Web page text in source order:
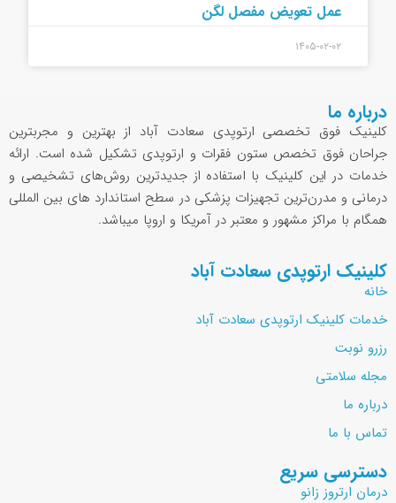
عمل تعویض مفصل لگن
۱۴۰۵-۰۲-۰۲
درباره ما
کلینیک فوق تخصصی ارتوپدی سعادت آباد از بهترین و مجربترین
جراحان فوق تخصص ستون فقرات و ارتوپدی تشکیل شده است. ارائه
خدمات در این کلینیک با استفاده از جدیدترین روش‌های تشخیصی و
درمانی و مدرن‌ترین تجهیزات پزشکی در سطح استاندارد های بین المللی
همگام با مراکز مشهور و معتبر در آمریکا و اروپا میباشد.
کلینیک ارتوپدی سعادت آباد
خانه
خدمات کلینیک ارتوپدی سعادت آباد
رزرو نوبت
مجله سلامتی
درباره ما
تماس با ما
دسترسی سریع
درمان ارتروز زانو